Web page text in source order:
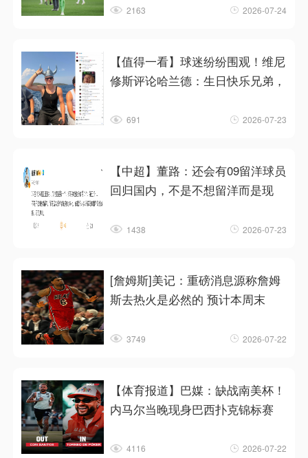
2163 2026-07-24
【值得一看】球迷纷纷围观！维尼
修斯评论哈兰德：生日快乐兄弟，
691 2026-07-23
【中超】董路：还会有09留洋球员
回归国内，不是不想留洋而是现
1438 2026-07-23
[詹姆斯]美记：重磅消息源称詹姆
斯去热火是必然的 预计本周末
3749 2026-07-22
【体育报道】巴媒：缺战南美杯！
内马尔当晚现身巴西扑克锦标赛
4116 2026-07-22